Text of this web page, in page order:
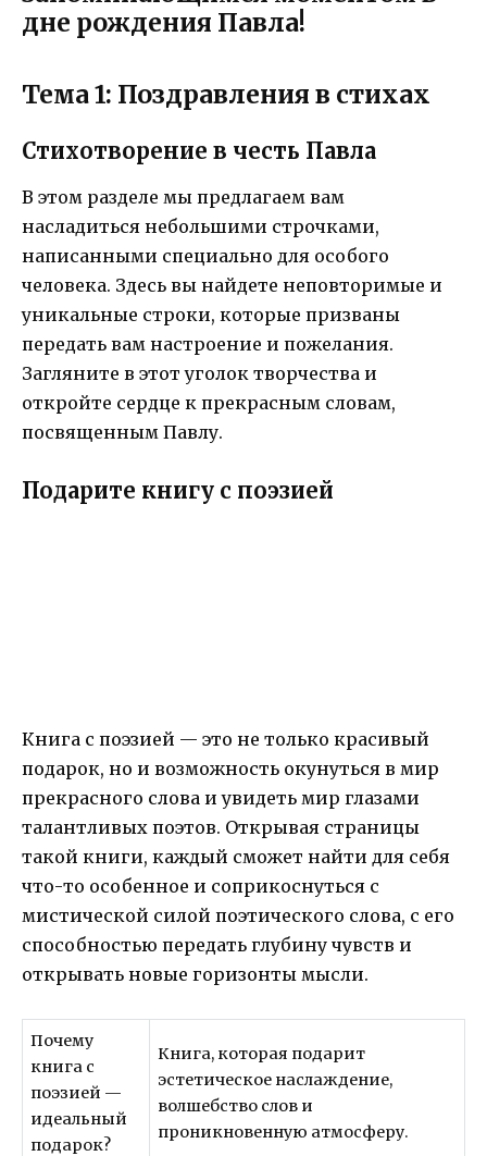
дне рождения Павла!
Тема 1: Поздравления в стихах
Стихотворение в честь Павла
В этом разделе мы предлагаем вам
насладиться небольшими строчками,
написанными специально для особого
человека. Здесь вы найдете неповторимые и
уникальные строки, которые призваны
передать вам настроение и пожелания.
Загляните в этот уголок творчества и
откройте сердце к прекрасным словам,
посвященным Павлу.
Подарите книгу с поэзией
Книга с поэзией — это не только красивый
подарок, но и возможность окунуться в мир
прекрасного слова и увидеть мир глазами
талантливых поэтов. Открывая страницы
такой книги, каждый сможет найти для себя
что-то особенное и соприкоснуться с
мистической силой поэтического слова, с его
способностью передать глубину чувств и
открывать новые горизонты мысли.
Почему
книга с
поэзией —
идеальный
подарок?
Книга, которая подарит
эстетическое наслаждение,
волшебство слов и
проникновенную атмосферу.